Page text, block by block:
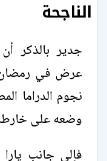
الناجحة
جدير بالذكر
نجوم الدراما
وضعه على خارطة
فإلى جانب